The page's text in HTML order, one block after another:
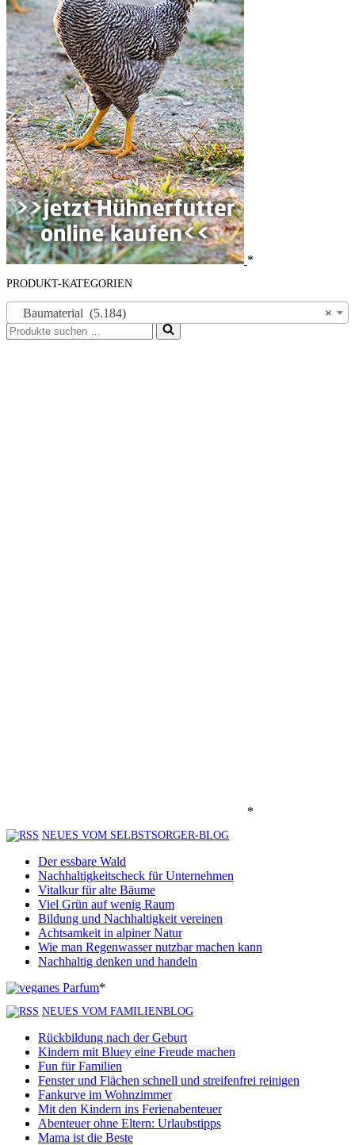
*
PRODUKT-KATEGORIEN
×
Baumaterial (5.184)
Suchen
nach …
*
NEUES VOM SELBSTSORGER-BLOG
Der essbare Wald
Nachhaltigkeitscheck für Unternehmen
Vitalkur für alte Bäume
Viel Grün auf wenig Raum
Bildung und Nachhaltigkeit vereinen
Achtsamkeit in alpiner Natur
Wie man Regenwasser nutzbar machen kann
Nachhaltig denken und handeln
*
NEUES VOM FAMILIENBLOG
Rückbildung nach der Geburt
Kindern mit Bluey eine Freude machen
Fun für Familien
Fenster und Flächen schnell und streifenfrei reinigen
Fankurve im Wohnzimmer
Mit den Kindern ins Ferienabenteuer
Abenteuer ohne Eltern: Urlaubstipps
Mama ist die Beste